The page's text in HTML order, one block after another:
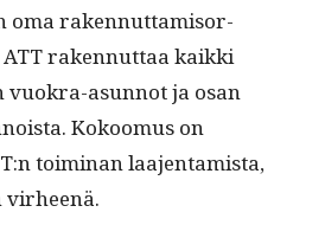
oma raken­nut­tamisor­
ATT raken­nut­taa kaik­ki
vuokra-asun­not ja osan
Kokoomus on
toim­i­nan laa­jen­tamista,
virheenä.